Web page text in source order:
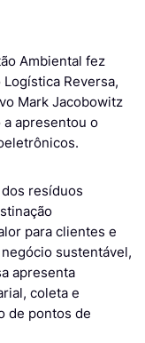
Ambiental fez
Reversa,
Mark Jacobowitz
apresentou o
resíduos
para clientes e
sustentável,
apresenta
coleta e
de pontos de